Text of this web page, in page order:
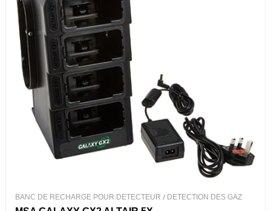
BANC DE RECHARGE POUR DETECTEUR / DETECTION DES GAZ